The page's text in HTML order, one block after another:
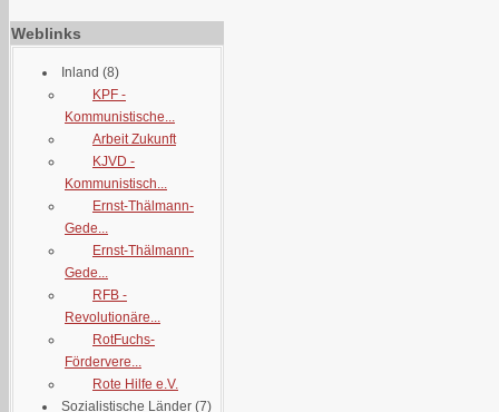
Weblinks
Inland (8)
KPF -
Kommunistische...
Arbeit Zukunft
KJVD -
Kommunistisch...
Ernst-Thälmann-
Gede...
Ernst-Thälmann-
Gede...
RFB -
Revolutionäre...
RotFuchs-
Fördervere...
Rote Hilfe e.V.
Sozialistische Länder (7)